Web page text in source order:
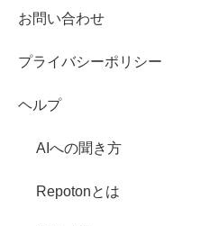
お問い合わせ
プライバシーポリシー
ヘルプ
AIへの聞き方
Repotonとは